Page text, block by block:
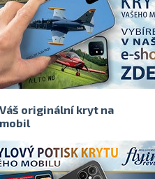
Váš originální kryt na
mobil